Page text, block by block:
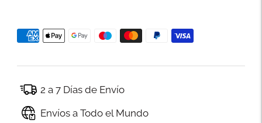
2 a 7 Días de Envío
Envíos a Todo el Mundo